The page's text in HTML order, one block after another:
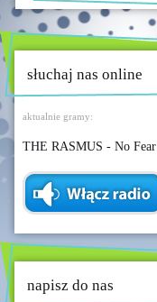
słuchaj nas online
aktualnie gramy:
THE RASMUS - No Fear
napisz do nas